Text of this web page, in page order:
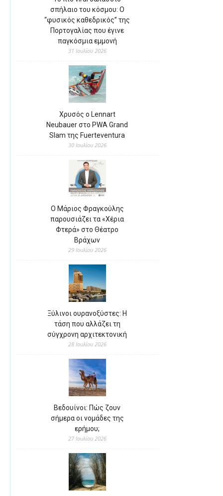
σπήλαιο του κόσμου: Ο
“φυσικός καθεδρικός” της
Πορτογαλίας που έγινε
παγκόσμια εμμονή
31 Ιουλίου 2026
Χρυσός ο Lennart
Neubauer στο PWA Grand
Slam της Fuerteventura
30 Ιουλίου 2026
Ο Μάριος Φραγκούλης
παρουσιάζει τα «Χέρια
Φτερά» στο Θέατρο
Βράχων
29 Ιουλίου 2026
Ξύλινοι ουρανοξύστες: Η
τάση που αλλάζει τη
σύγχρονη αρχιτεκτονική
28 Ιουλίου 2026
Βεδουίνοι: Πώς ζουν
σήμερα οι νομάδες της
ερήμου;
27 Ιουλίου 2026